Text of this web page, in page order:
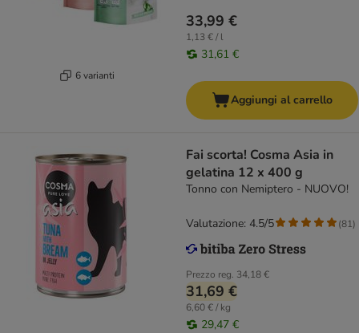
6 varianti
33,99 €
1,13 € / l
31,61 €
Aggiungi al carrello
Fai scorta! Cosma Asia in
gelatina 12 x 400 g
Tonno con Nemiptero - NUOVO!
Prezzo reg. 34,18 €
31,69 €
6,60 € / kg
29,47 €
Valutazione: 4.5/5 (81)